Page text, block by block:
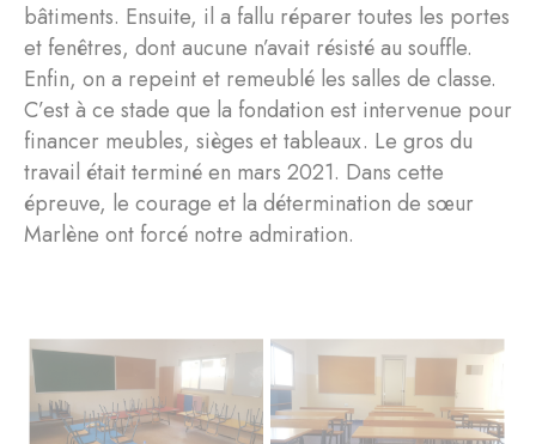
bâtiments. Ensuite, il a fallu réparer toutes les portes
et fenêtres, dont aucune n’avait résisté au souffle.
Enfin, on a repeint et remeublé les salles de classe.
C’est à ce stade que la fondation est intervenue pour
financer meubles, sièges et tableaux. Le gros du
travail était terminé en mars 2021. Dans cette
épreuve, le courage et la détermination de sœur
Marlène ont forcé notre admiration.